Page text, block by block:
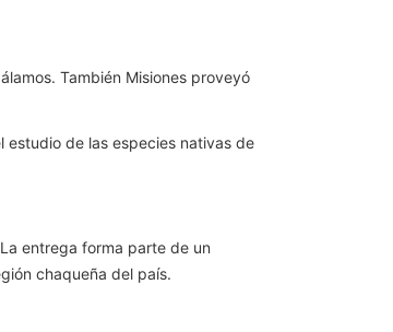
También Misiones proveyó
de las especies nativas de
entrega forma parte de un
chaqueña del país.